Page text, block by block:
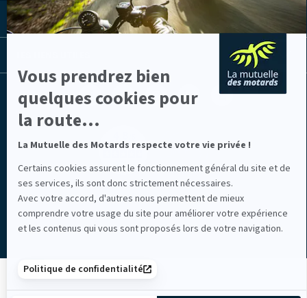
Vous prendrez bien
quelques cookies pour
la route...
La Mutuelle des Motards respecte votre vie privée !
Certains cookies assurent le fonctionnement général du site et de
ses services, ils sont donc strictement nécessaires.
Avec votre accord, d'autres nous permettent de mieux
comprendre votre usage du site pour améliorer votre expérience
et les contenus qui vous sont proposés lors de votre navigation.
Politique de confidentialité
LA MUTUELLE
Facebook
(nouvelle
Youtube
(nouvelle
Instagram
(nouvelle
Linkedin
Lib
Mentions légales